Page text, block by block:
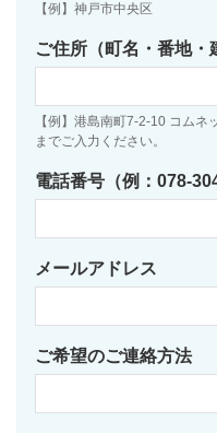
【例】神戸市中央区
ご住所（町名・番地・
【例】港島南町7-2-10 コム
までご入力ください。
電話番号（例：078-
メールアドレス
ご希望のご連絡方法